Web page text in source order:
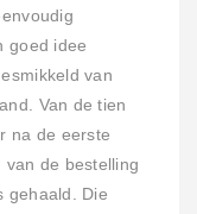
goed idee
van
Van de tien
na de eerste
de bestelling
gehaald. Die